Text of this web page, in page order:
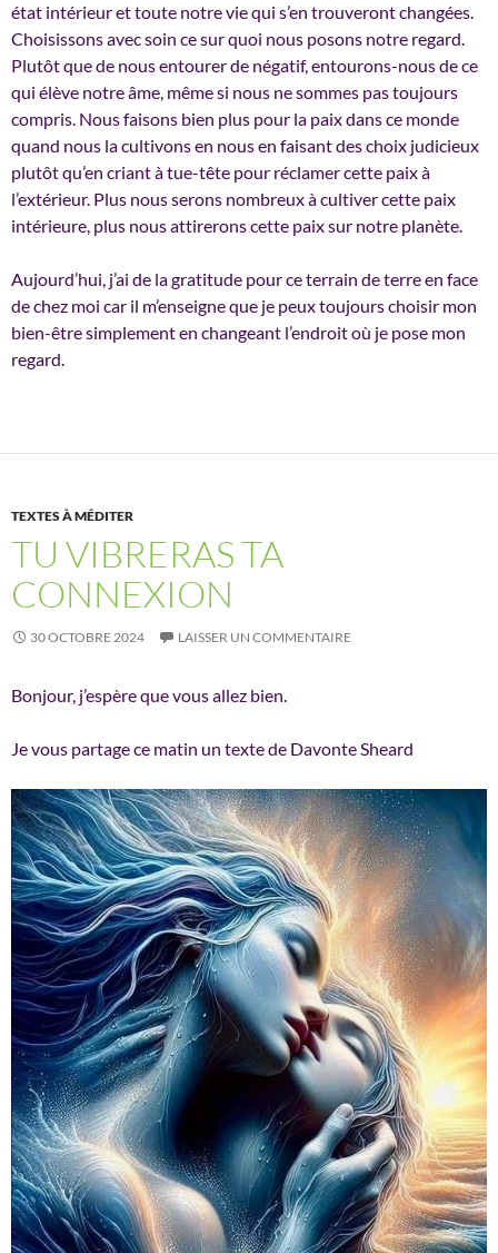
état intérieur et toute notre vie qui s’en trouveront changées.
Choisissons avec soin ce sur quoi nous posons notre regard.
Plutôt que de nous entourer de négatif, entourons-nous de ce
qui élève notre âme, même si nous ne sommes pas toujours
compris. Nous faisons bien plus pour la paix dans ce monde
quand nous la cultivons en nous en faisant des choix judicieux
plutôt qu’en criant à tue-tête pour réclamer cette paix à
l’extérieur. Plus nous serons nombreux à cultiver cette paix
intérieure, plus nous attirerons cette paix sur notre planète.
Aujourd’hui, j’ai de la gratitude pour ce terrain de terre en face
de chez moi car il m’enseigne que je peux toujours choisir mon
bien-être simplement en changeant l’endroit où je pose mon
regard.
TEXTES À MÉDITER
TU VIBRERAS TA
CONNEXION
30 OCTOBRE 2024 LAISSER UN COMMENTAIRE
Bonjour, j’espère que vous allez bien.
Je vous partage ce matin un texte de Davonte Sheard